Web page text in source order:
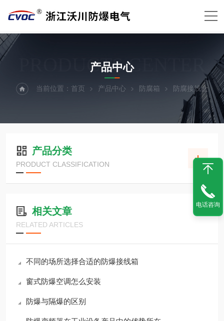
PRODUCTS CENTER
产品中心
当前位置： 首页 产品中心 防腐箱 防腐接线盒
产品分类
PRODUCT CLASSIFICATION
相关文章
RELATED ARTICLES
不同的场所选择合适的防爆接线箱
窗式防爆空调怎么安装
防爆与隔爆的区别
电话咨询